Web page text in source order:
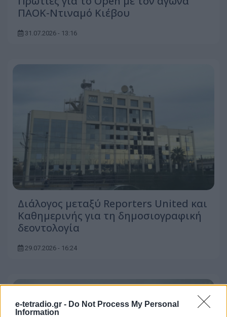
e-tetradio.gr - Do Not Process My Personal
Information
ΠΑΟΚ-Ντιναμό Κιέβου
31.07.2026 - 13:16
Διάλογος μεταξύ Reporters United και
Καθημερινής για τη δημοσιογραφική
δεοντολογία
29.07.2026 - 16:24